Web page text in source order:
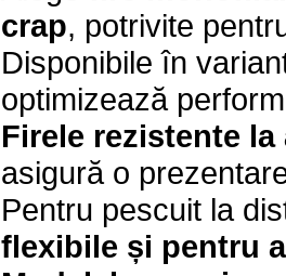
crap, potrivite
Disponibile în
optimizează
Firele rezistente
asigură o
Pentru pescuit la
flexibile și pentru